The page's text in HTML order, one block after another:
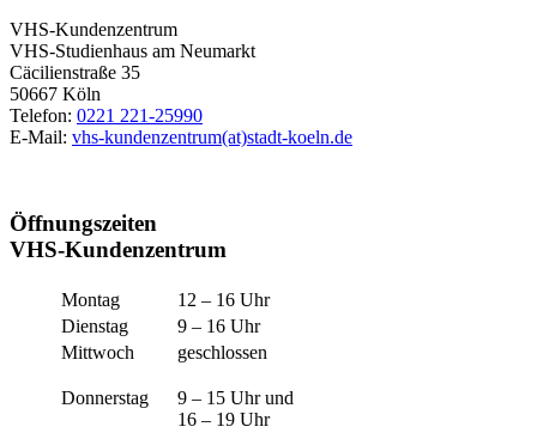
VHS-Kundenzentrum
VHS-Studienhaus am Neumarkt
Cäcilienstraße 35
50667 Köln
Telefon: 0221 221-25990
E-Mail: vhs-kundenzentrum(at)stadt-koeln.de
Öffnungszeiten
VHS-Kundenzentrum
Montag
12 – 16 Uhr
Dienstag
9 – 16 Uhr
Mittwoch
geschlossen
Donnerstag
9 – 15 Uhr und
16 – 19 Uhr